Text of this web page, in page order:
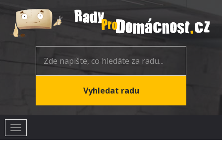
Toggle
navigation